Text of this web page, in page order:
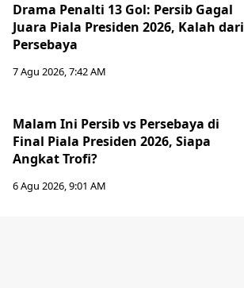
Drama Penalti 13 Gol: Persib Gagal
Juara Piala Presiden 2026, Kalah dari
Persebaya
7 Agu 2026, 7:42 AM
Malam Ini Persib vs Persebaya di
Final Piala Presiden 2026, Siapa
Angkat Trofi?
6 Agu 2026, 9:01 AM